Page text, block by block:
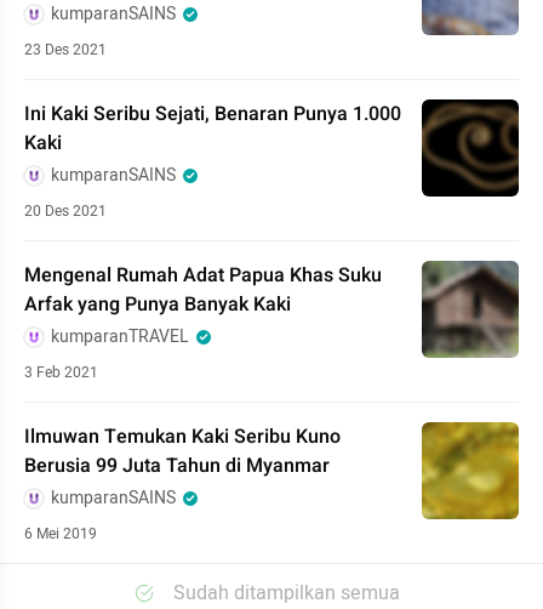
kumparanSAINS
23 Des 2021
Ini Kaki Seribu Sejati, Benaran Punya 1.000
Kaki
kumparanSAINS
20 Des 2021
Mengenal Rumah Adat Papua Khas Suku
Arfak yang Punya Banyak Kaki
kumparanTRAVEL
3 Feb 2021
Ilmuwan Temukan Kaki Seribu Kuno
Berusia 99 Juta Tahun di Myanmar
kumparanSAINS
6 Mei 2019
Sudah ditampilkan semua